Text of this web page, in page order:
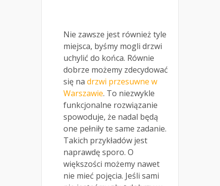
Nie zawsze jest również tyle
miejsca, byśmy mogli drzwi
uchylić do końca. Równie
dobrze możemy zdecydować
się na drzwi przesuwne w
Warszawie. To niezwykle
funkcjonalne rozwiązanie
spowoduje, że nadal będą
one pełniły te same zadanie.
Takich przykładów jest
naprawdę sporo. O
większości możemy nawet
nie mieć pojęcia. Jeśli sami